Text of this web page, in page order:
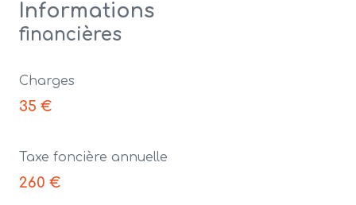
Informations
financières
Charges
35 €
Taxe foncière annuelle
260 €